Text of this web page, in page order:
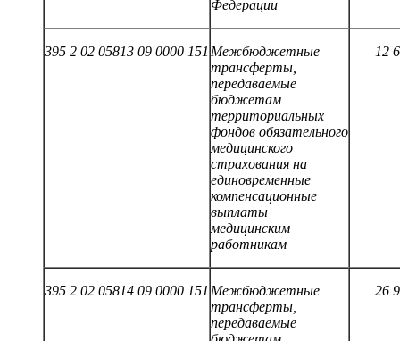
Федерации
395 2 02 05813 09 0000 151 Межбюджетные
трансферты,
передаваемые
бюджетам
территориальных
фондов обязательного
медицинского
страхования на
единовременные
компенсационные
выплаты
медицинским
работникам
12
395 2 02 05814 09 0000 151 Межбюджетные
трансферты,
передаваемые
26